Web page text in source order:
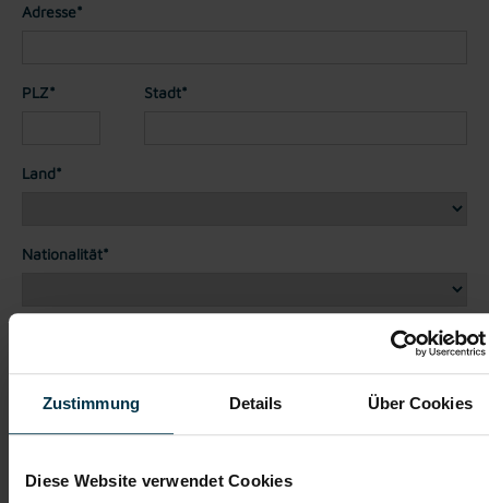
Zustimmung Details Über Cookies
Diese Website verwendet Cookies
Adresse*
PLZ* Stadt*
Land*
Nationalität*
Dateianhänge (max. 30MB gesamt - Bilder, Word oder PDF)